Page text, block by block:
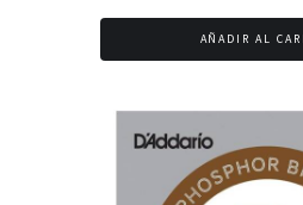
AÑADIR AL